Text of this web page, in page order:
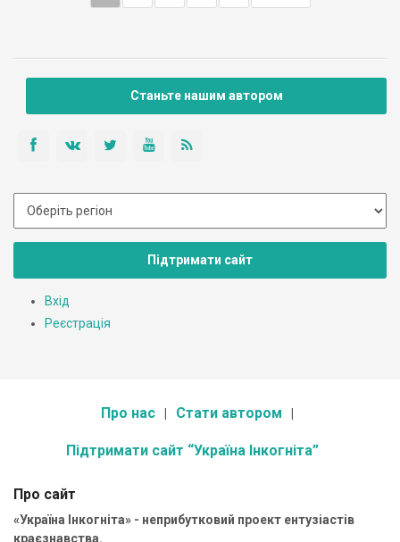
Станьте нашим автором
Підтримати сайт
Вхід
Реєстрація
Про нас Стати автором
Підтримати сайт “Україна Інкогніта”
Про сайт
«Україна Інкогніта» - неприбутковий проект ентузіастів
краєзнавства.